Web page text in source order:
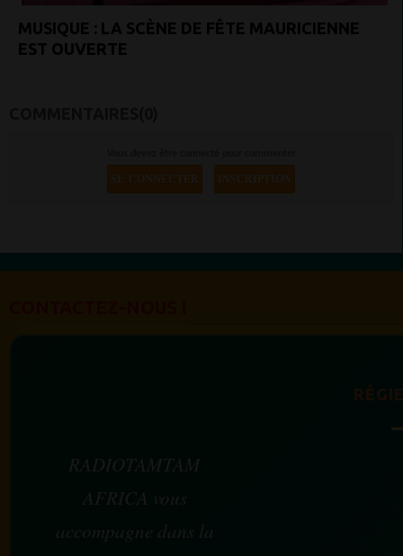
MUSIQUE : LA SCÈNE DE FÊTE MAURICIENNE
EST OUVERTE
SE CONNECTER INSCRIPTION
RADIOTAMTAM
AFRICA vous
accompagne dans la